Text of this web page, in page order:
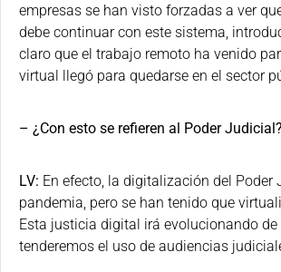
empresas se han visto forzadas a ver
debe continuar con este sistema,
claro que el trabajo remoto ha venido
virtual llegó para quedarse en el sector
– ¿Con esto se refieren al Poder
LV: En efecto, la digitalización del
pandemia, pero se han tenido que
Esta justicia digital irá evolucionando
tenderemos el uso de audiencias